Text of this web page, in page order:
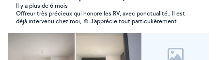
d'entretien des espaces verts Changement de filtres
voiture Montage et installation d'étagères J'oublie
d'autres interventions que je suis capable de réaliser
N'hésitez pas à me contacter pour plus de
renseignements. Je suis quelqu'un de gentil, sérieux et
ponctuel, toujours prêt à rendre service avec le sourire.
Il y a plus de 6 mois
Offreur très précieux qui honore les RV, avec ponctualité.. Il est
déjà intervenu chez moi, ☺️ J'apprécie tout particulièrement sa
beaucoup de patience et de recherche, de sa prestation. Je le